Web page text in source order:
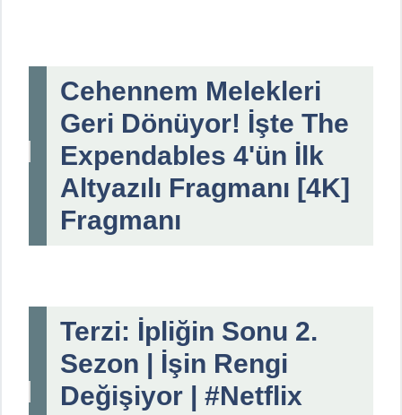
Cehennem Melekleri
Geri Dönüyor! İşte The
Expendables 4'ün İlk
Altyazılı Fragmanı [4K]
Fragmanı
Terzi: İpliğin Sonu 2.
Sezon | İşin Rengi
Değişiyor | #Netflix